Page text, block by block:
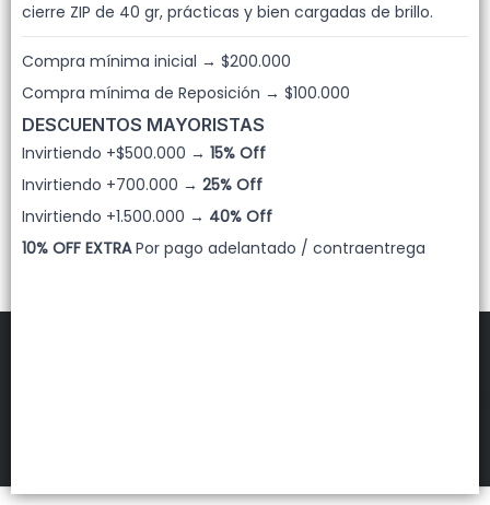
cierre ZIP de 40 gr, prácticas y bien cargadas de brillo.
Compra mínima inicial → $200.000
Compra mínima de Reposición → $100.000
DESCUENTOS MAYORISTAS
Invirtiendo +$500.000 → 15% Off
Invirtiendo +700.000 → 25% Off
Invirtiendo +1.500.000 → 40% Off
10% OFF EXTRAPor pago adelantado / contraentrega
Lista vacía